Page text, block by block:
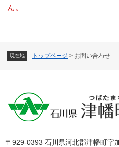
現在地 トップページ > お問い合わせ
ん。
〒929-0393 石川県河北郡津幡町字